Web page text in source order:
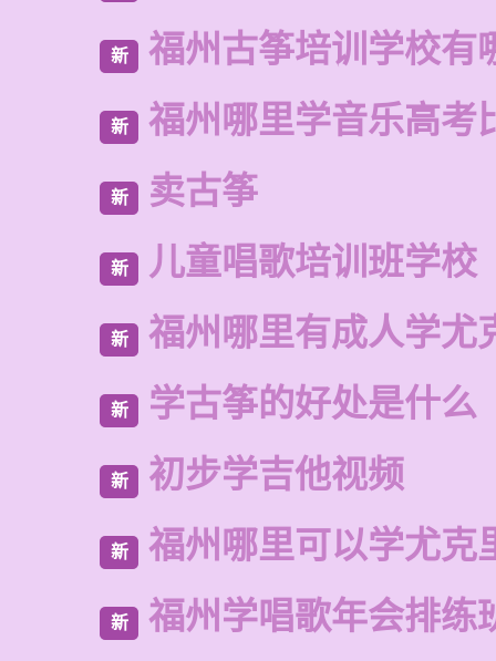
新 福州古筝培训学校有
新 福州哪里学音乐高考
新 卖古筝
新 儿童唱歌培训班学校
新 福州哪里有成人学尤
新 学古筝的好处是什么
新 初步学吉他视频
新 福州哪里可以学尤克
新 福州学唱歌年会排练